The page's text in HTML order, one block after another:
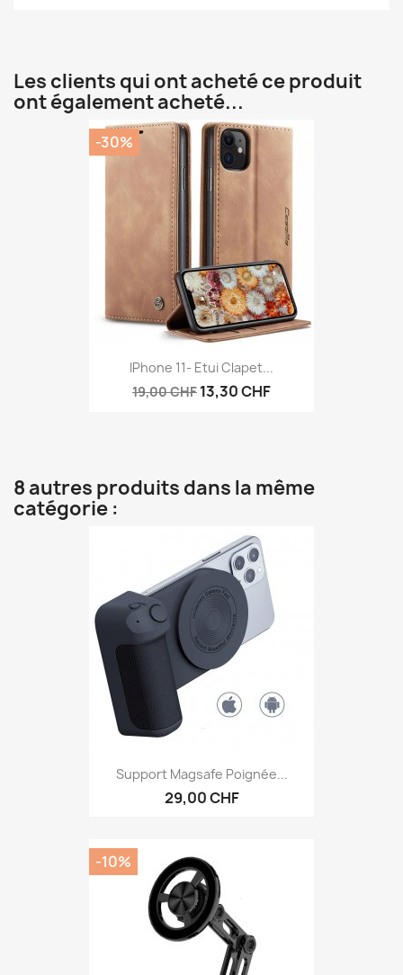
Les clients qui ont acheté ce produit
ont également acheté...
IPhone 11- Etui Clapet...
19,00 CHF 13,30 CHF
-30%
8 autres produits dans la même
catégorie :
Support Magsafe Poignée...
29,00 CHF
-10%